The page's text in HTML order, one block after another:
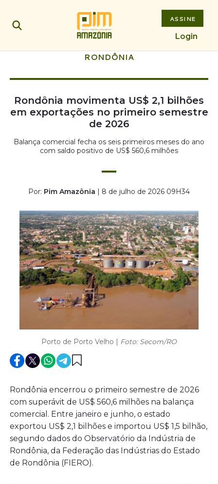
ASSINE
Login
RONDÔNIA
Rondônia movimenta US$ 2,1 bilhões
em exportações no primeiro semestre
de 2026
Balança comercial fecha os seis primeiros meses do ano
com saldo positivo de US$ 560,6 milhões
Por: Pim Amazônia | 8 de julho de 2026 09H34
Porto de Porto Velho | Foto: Secom/RO
Rondônia encerrou o primeiro semestre de 2026
com superávit de US$ 560,6 milhões na balança
comercial. Entre janeiro e junho, o estado
exportou US$ 2,1 bilhões e importou US$ 1,5 bilhão,
segundo dados do Observatório da Indústria de
Rondônia, da Federação das Indústrias do Estado
de Rondônia (FIERO).